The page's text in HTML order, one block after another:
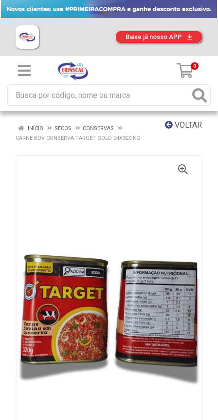
Baixe já nosso APP
0
VOLTAR
INÍCIO SECOS
CONSERVAS
CARNE BOV CONSERVA TARGET GOLD 24X320 KG